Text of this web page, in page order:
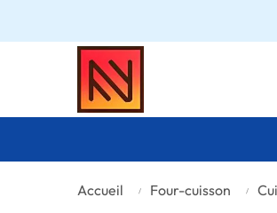
Accueil Four-cuisson